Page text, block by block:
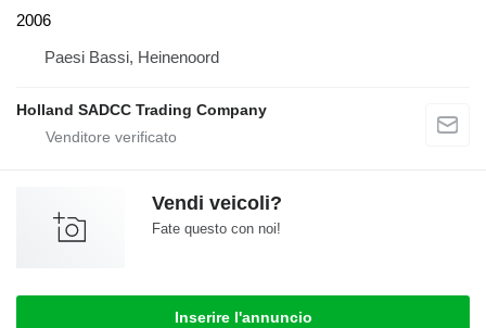
2006
Paesi Bassi, Heinenoord
Holland SADCC Trading Company
Vendi veicoli?
Fate questo con noi!
Inserire l'annuncio